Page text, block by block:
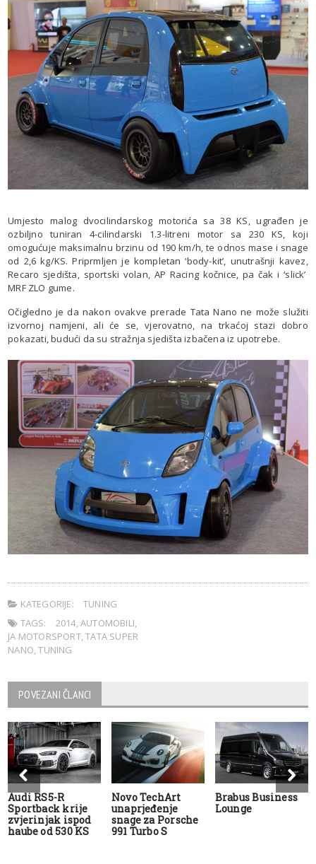
Umjesto malog dvocilindarskog motorića sa 38 KS, ugrađen je
ozbiljno tuniran 4-cilindarski 1.3-litreni motor sa 230 KS, koji
omogućuje maksimalnu brzinu od 190 km/h, te odnos mase i snage
od 2,6 kg/KS. Priprmljen je kompletan ‘body-kit’, unutrašnji kavez,
Recaro sjedišta, sportski volan, AP Racing kočnice, pa čak i ‘slick’
MRF ZLO gume.
Očigledno je da nakon ovakve prerade Tata Nano ne može služiti
izvornoj namjeni, ali će se, vjerovatno, na trkaćoj stazi dobro
pokazati, budući da su stražnja sjedišta izbačena iz upotrebe.
KATEGORIJE:
TUNING
TAGS:
2014,AUTOMOBILI,
JA MOTORSPORT,TATA SUPER
NANO,TUNING
POVEZANI ČLANCI
Audi RS5-R
Sportback krije
zvjerinjak ispod
haube od 530 KS
Novo TechArt
unaprjeđenje
snage za Porsche
991 Turbo S
Brabus Business
Lounge